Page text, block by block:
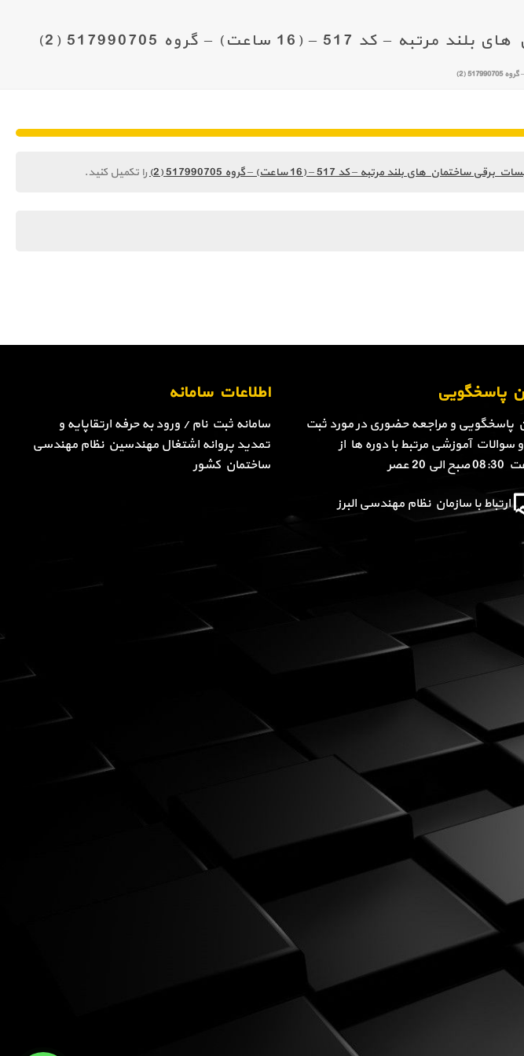
(16 ساعت) – گروه 517990705 (2)
های بلند مرتبه – کد 517 – (16 ساعت) – گروه 517990705 (2) را تکمیل کنید.
اطلاعات سامانه
سامانه ثبت نام / ورود به حرفه ارتقاپایه و
تمدید پروانه اشتغال مهندسین نظام مهندسی
ساختمان کشور
پاسخگویی
پاسخگویی و مراجعه حضوری در مورد ثبت
سوالات آموزشی مرتبط با دوره ها از
20 عصر
ارتباط با سازمان نظام مهندسی البرز